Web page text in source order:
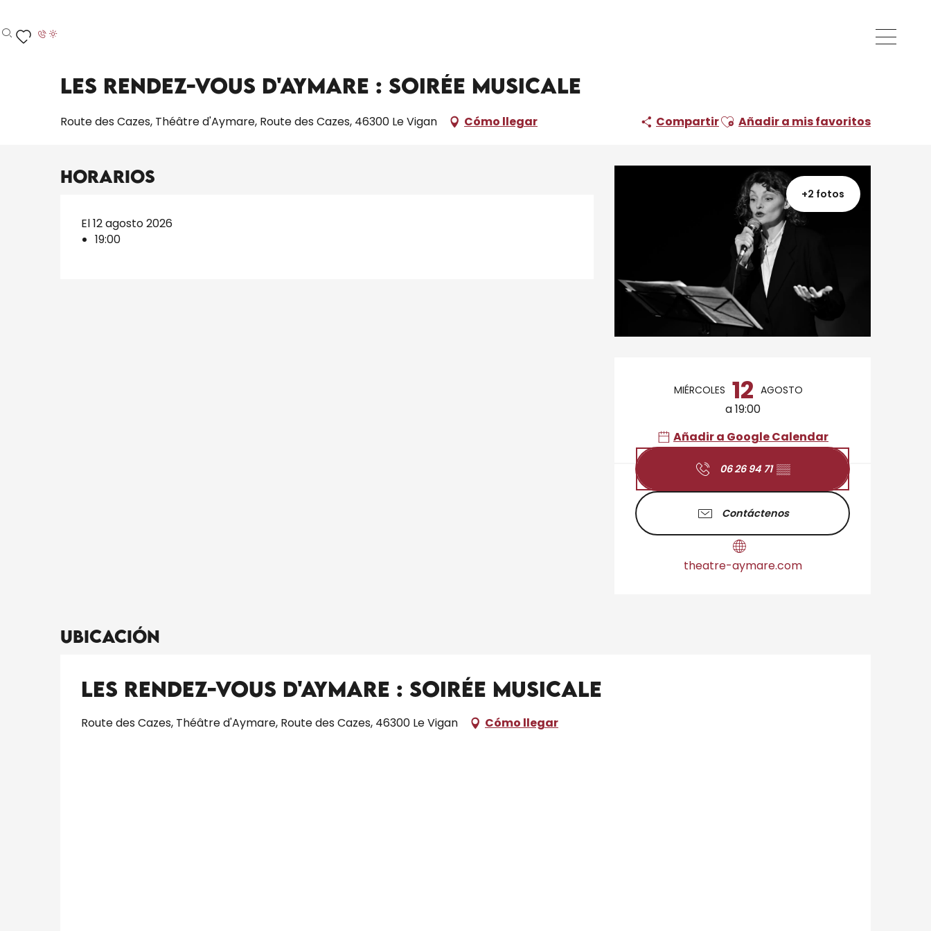
au
contenu
Buscar
Les Rendez-Vous d'Aymare : Soirée musicale
Route des Cazes, Théâtre d'Aymare, Route des Cazes, 46300 Le Vigan Cómo llegar CompartirAjouter aux favoris
Añadir a mis favoritos
+2 fotos
Horarios y datos de
MIÉRCOLES 12 AGOSTO
a 19:00
Añadir a Google Calendar
06 26 94 71 ▒▒
Contáctenos
theatre-aymare.com
Horarios
El 12 agosto 2026
19:00
Ubicación
Les Rendez-Vous d'Aymare : Soirée musicale
Route des Cazes, Théâtre d'Aymare, Route des Cazes, 46300 Le Vigan Cómo llegar